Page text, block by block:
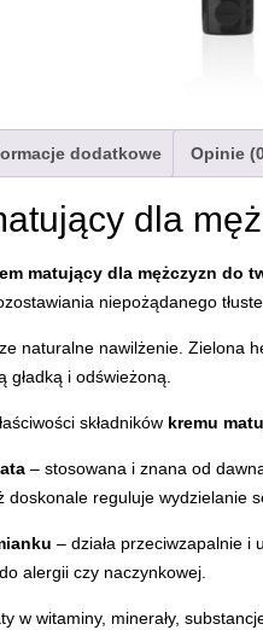
dodatkowe Opinie
dla
​matujący dla mężczyzn do
niepożądanego
naturalne nawilżenie. Zielona
gładką i odświeżoną.
składników kremu
– stosowana i znana od
doskonale reguluje wydzielanie
– działa przeciwzapalnie
alergii czy naczynkowej.
w witaminy, minerały,